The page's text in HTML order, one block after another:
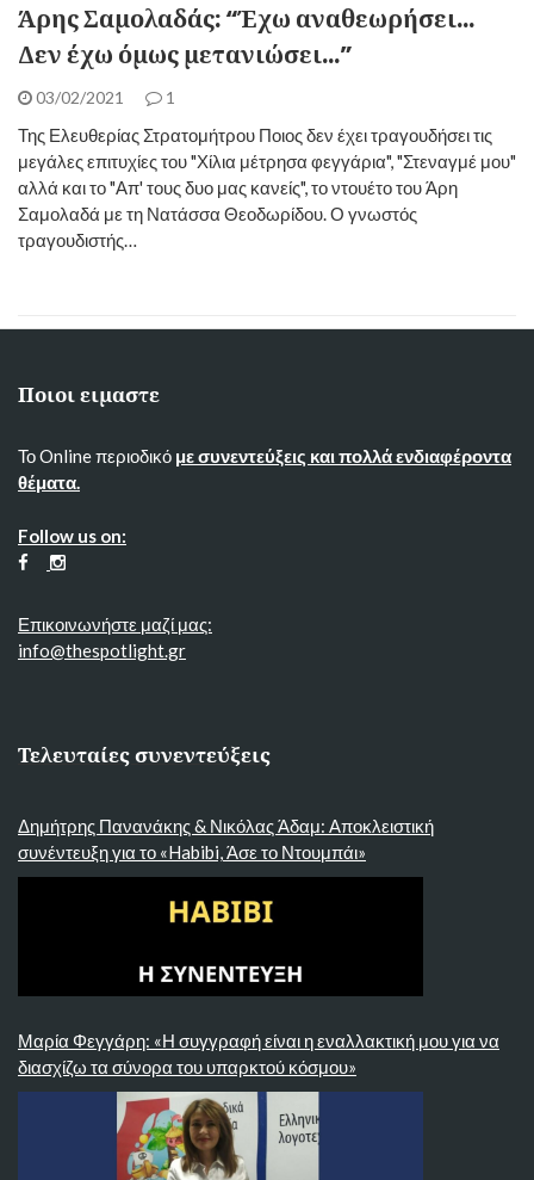
Άρης Σαμολαδάς: “Έχω αναθεωρήσει…
Δεν έχω όμως μετανιώσει…”
03/02/2021 1
Της Ελευθερίας Στρατομήτρου Ποιος δεν έχει τραγουδήσει τις
μεγάλες επιτυχίες του "Χίλια μέτρησα φεγγάρια", "Στεναγμέ μου"
αλλά και το "Απ' τους δυο μας κανείς", το ντουέτο του Άρη
Σαμολαδά με τη Νατάσσα Θεοδωρίδου. Ο γνωστός
τραγουδιστής…
Ποιοι ειμαστε
Το Online περιοδικό με συνεντεύξεις και πολλά ενδιαφέροντα
θέματα.
Follow us on:
Επικοινωνήστε μαζί μας:
info@thespotlight.gr
Τελευταίες συνεντεύξεις
Δημήτρης Πανανάκης & Νικόλας Άδαμ: Αποκλειστική
συνέντευξη για το «Habibi, Άσε το Ντουμπάι»
Μαρία Φεγγάρη: «Η συγγραφή είναι η εναλλακτική μου για να
διασχίζω τα σύνορα του υπαρκτού κόσμου»